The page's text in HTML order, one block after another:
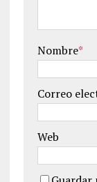
Nombre*
Correo
Web